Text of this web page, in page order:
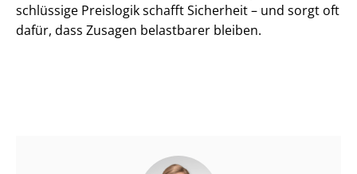
schlüssige Preislogik schafft Sicherheit – und sorgt oft
dafür, dass Zusagen belastbarer bleiben.